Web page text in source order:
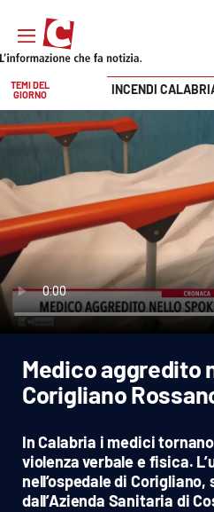
SEZIONI
Cronaca
Politica
Attualità
Economia e lavoro
Italia Mondo
Sanità
Sport
Cultura
Vai
TEMI DEL
GIORNO
INCENDI
Medico aggredito
Corigliano
In Calabria i medici
violenza verbale e fisica.
nell’ospedale di
dall’Azienda Sanitaria di